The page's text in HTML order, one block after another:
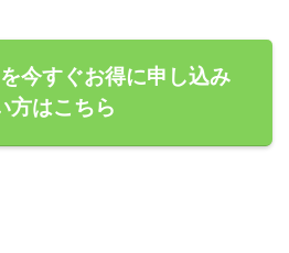
今すぐお得に申し込み
方はこちら